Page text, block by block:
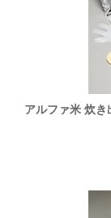
アルファ米 炊